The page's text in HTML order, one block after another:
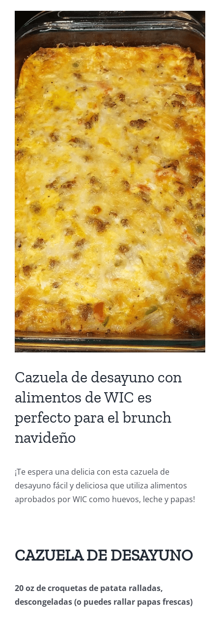
View
Larger
Image
Cazuela de desayuno con
alimentos de WIC es
perfecto para el brunch
navideño
¡Te espera una delicia con esta cazuela de
desayuno fácil y deliciosa que utiliza alimentos
aprobados por WIC como huevos, leche y papas!
CAZUELA DE DESAYUNO
20 oz de croquetas de patata ralladas,
descongeladas (o puedes rallar papas frescas)